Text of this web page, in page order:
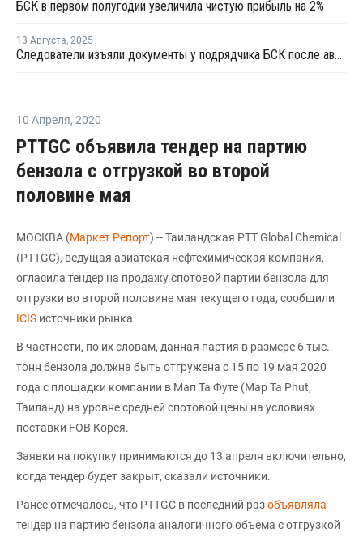
БСК в первом полугодии увеличила чистую прибыль на 2%
13 Августа, 2025
Следователи изъяли документы у подрядчика БСК после аварии
10 Апреля, 2020
PTTGC объявила тендер на партию
бензола с отгрузкой во второй
половине мая
МОСКВА (Маркет Репорт) -- Таиландская PTT Global Chemical
(PTTGC), ведущая азиатская нефтехимическая компания,
огласила тендер на продажу спотовой партии бензола для
отгрузки во второй половине мая текущего года, сообщили
ICIS источники рынка.
В частности, по их словам, данная партия в размере 6 тыс.
тонн бензола должна быть отгружена с 15 по 19 мая 2020
года с площадки компании в Мап Та Футе (Map Ta Phut,
Таиланд) на уровне средней спотовой цены на условиях
поставки FOB Корея.
Заявки на покупку принимаются до 13 апреля включительно,
когда тендер будет закрыт, сказали источники.
Ранее отмечалось, что PTTGC в последний разобъявляла
тендер на партию бензола аналогичного объема с отгрузкой